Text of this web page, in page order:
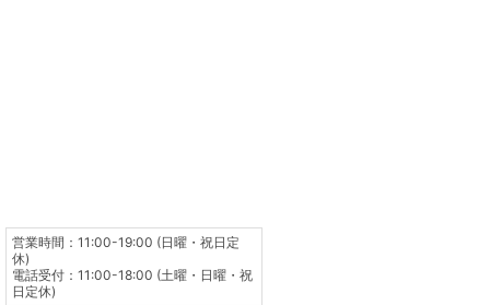
営業時間：11:00-19:00 (日曜・祝日定
休)
電話受付：11:00-18:00 (土曜・日曜・祝
日定休)